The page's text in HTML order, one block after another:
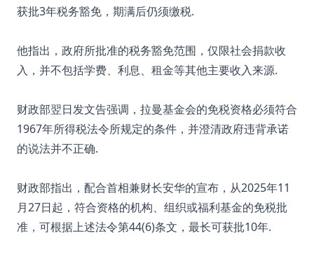
获批3年税务豁免，期满后仍须缴税.
他指出，政府所批准的税务豁免范围，仅限社会捐款收
入，并不包括学费、利息、租金等其他主要收入来源.
财政部翌日发文告强调，拉曼基金会的免税资格必须符合
1967年所得税法令所规定的条件，并澄清政府违背承诺
的说法并不正确.
财政部指出，配合首相兼财长安华的宣布，从2025年11
月27日起，符合资格的机构、组织或福利基金的免税批
准，可根据上述法令第44(6)条文，最长可获批10年.